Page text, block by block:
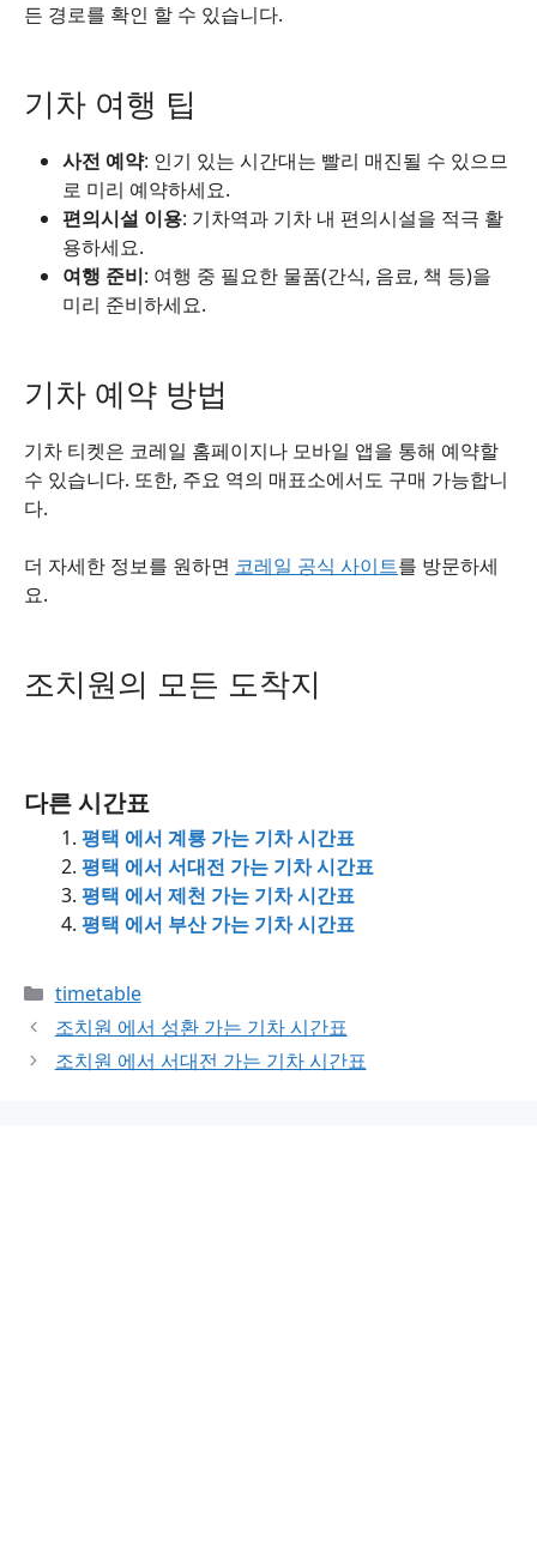
든 경로를 확인 할 수 있습니다.
기차 여행 팁
사전 예약: 인기 있는 시간대는 빨리 매진될 수 있으므
로 미리 예약하세요.
편의시설 이용: 기차역과 기차 내 편의시설을 적극 활
용하세요.
여행 준비: 여행 중 필요한 물품(간식, 음료, 책 등)을
미리 준비하세요.
기차 예약 방법
기차 티켓은 코레일 홈페이지나 모바일 앱을 통해 예약할
수 있습니다. 또한, 주요 역의 매표소에서도 구매 가능합니
다.
더 자세한 정보를 원하면 코레일 공식 사이트를 방문하세
요.
조치원의 모든 도착지
다른 시간표
평택 에서 계룡 가는 기차 시간표
평택 에서 서대전 가는 기차 시간표
평택 에서 제천 가는 기차 시간표
평택 에서 부산 가는 기차 시간표
Categories
timetable
조치원 에서 성환 가는 기차 시간표
조치원 에서 서대전 가는 기차 시간표